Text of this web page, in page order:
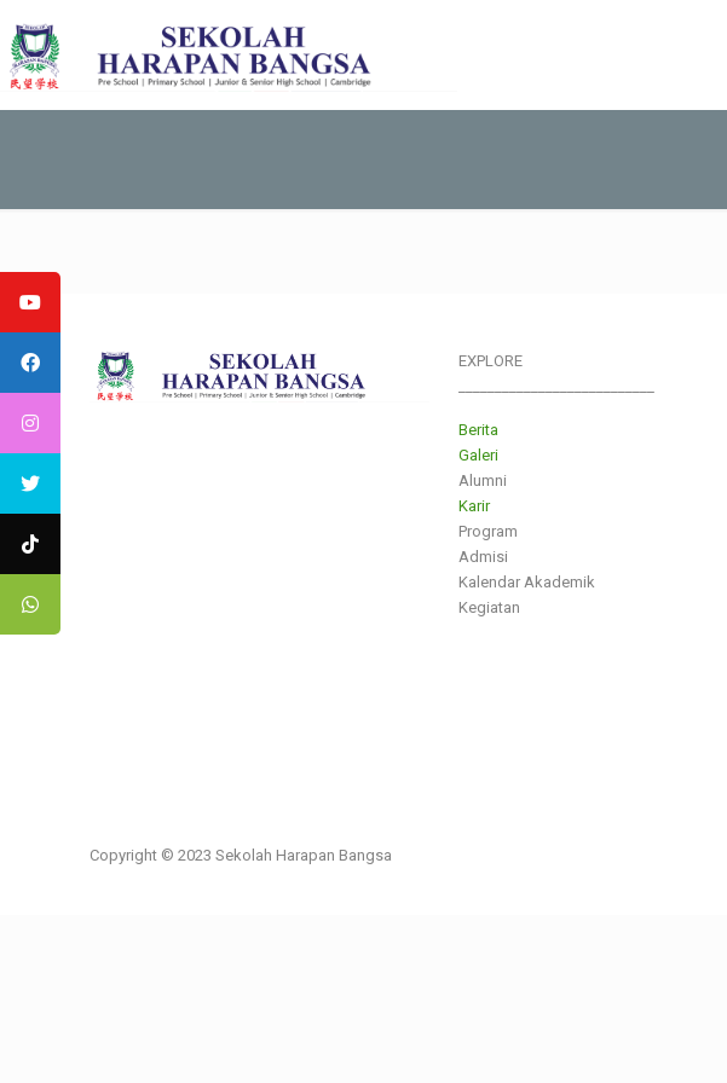
EXPLORE
Berita
Galeri
Alumni
Karir
Program
Admisi
Kalendar Akademik
Kegiatan
Copyright © 2023 Sekolah Harapan Bangsa